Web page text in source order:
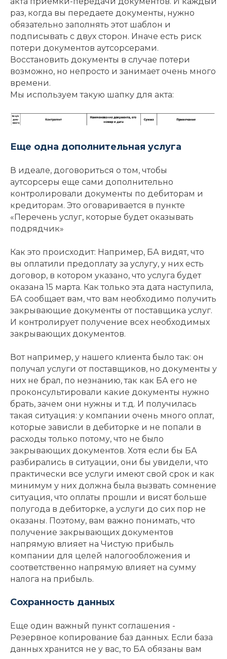
раз, когда вы передаете документы, нужно
обязательно заполнять этот шаблон и
подписывать с двух сторон. Иначе есть риск
потери документов аутсорсерами.
Восстановить документы в случае потери
возможно, но непросто и занимает очень много
времени.
Мы используем такую шапку для акта:
Еще одна дополнительная услуга
В идеале, договориться о том, чтобы
аутсорсеры еще сами дополнительно
контролировали документы по дебиторам и
кредиторам. Это оговаривается в пункте
«Перечень услуг, которые будет оказывать
подрядчик»
Как это происходит: Например, БА видят, что
вы оплатили предоплату за услугу, у них есть
договор, в котором указано, что услуга будет
оказана 15 марта. Как только эта дата наступила,
БА сообщает вам, что вам необходимо получить
закрывающие документы от поставщика услуг.
И контролирует получение всех необходимых
закрывающих документов.
Вот например, у нашего клиента было так: он
получал услуги от поставщиков, но документы у
них не брал, по незнанию, так как БА его не
проконсультировали какие документы нужно
брать, зачем они нужны и т.д. И получилась
такая ситуация: у компании очень много оплат,
которые зависли в дебиторке и не попали в
расходы только потому, что не было
закрывающих документов. Хотя если бы БА
разбирались в ситуации, они бы увидели, что
практически все услуги имеют свой срок и как
минимум у них должна была вызвать сомнение
ситуация, что оплаты прошли и висят больше
полугода в дебиторке, а услуги до сих пор не
оказаны. Поэтому, вам важно понимать, что
получение закрывающих документов
напрямую влияет на Чистую прибыль
компании для целей налогообложения и
соответственно напрямую влияет на сумму
налога на прибыль.
Сохранность данных
Еще один важный пункт соглашения -
Резервное копирование баз данных. Если база
данных хранится не у вас, то БА обязаны вам